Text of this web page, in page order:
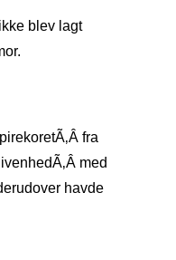
blev lagt
fra
med
havde